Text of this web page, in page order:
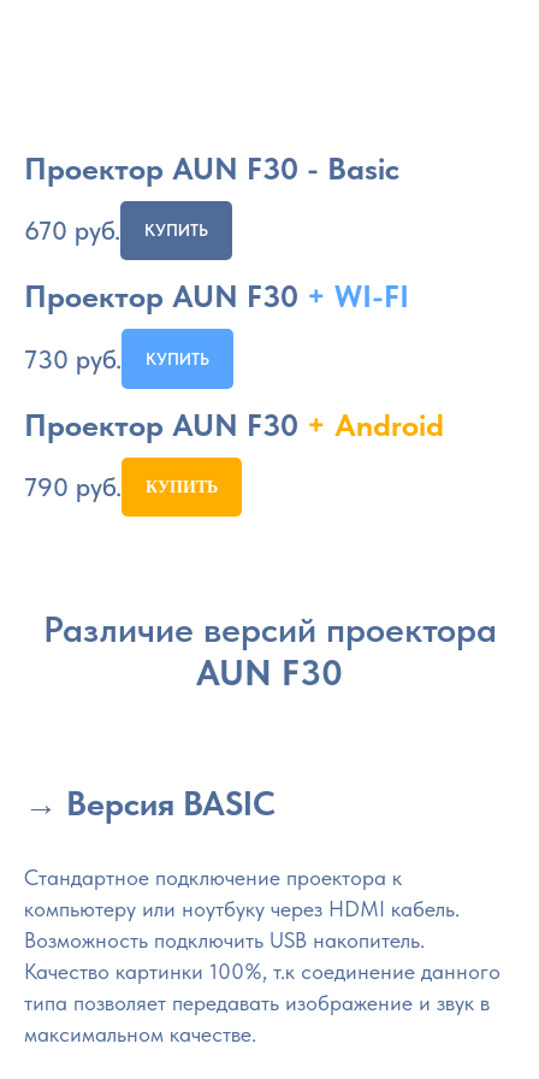
Проектор AUN F30 - Basic
670 руб. КУПИТЬ
Проектор AUN F30 + WI-FI
730 руб. КУПИТЬ
Проектор AUN F30 + Android
790 руб. КУПИТЬ
Различие версий проектора
AUN F30
→ Версия BASIC
Стандартное подключение проектора к
компьютеру или ноутбуку через HDMI кабель.
Возможность подключить USB накопитель.
Качество картинки 100%, т.к соединение данного
типа позволяет передавать изображение и звук в
максимальном качестве.